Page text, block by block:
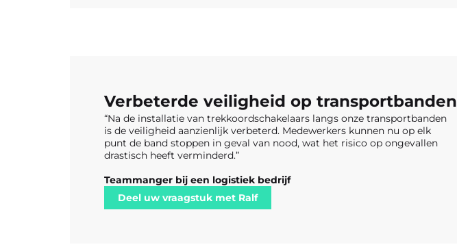
Verbeterde veiligheid op transportbanden
“Na de installatie van trekkoordschakelaars langs onze transportbanden
is de veiligheid aanzienlijk verbeterd. Medewerkers kunnen nu op elk
punt de band stoppen in geval van nood, wat het risico op ongevallen
drastisch heeft verminderd.”
Teammanger bij een logistiek bedrijf
Deel uw vraagstuk met Ralf